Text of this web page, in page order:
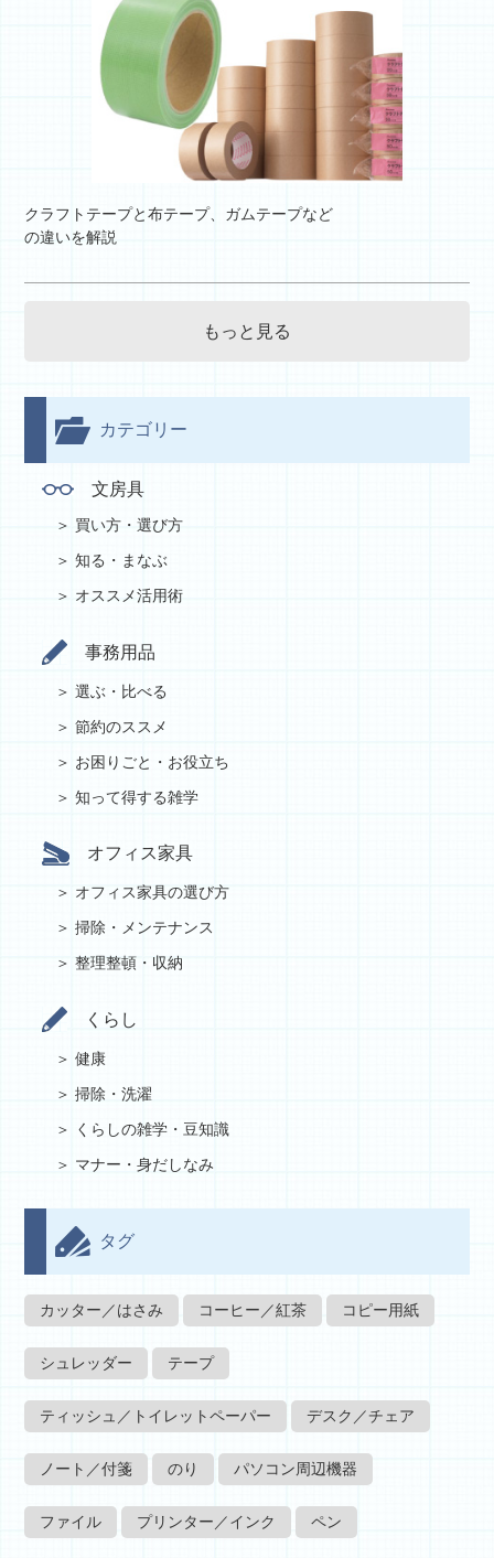
クラフトテープと布テープ、ガムテープなど
の違いを解説
もっと見る
カテゴリー
文房具
買い方・選び方
知る・まなぶ
オススメ活用術
事務用品
選ぶ・比べる
節約のススメ
お困りごと・お役立ち
知って得する雑学
オフィス家具
オフィス家具の選び方
掃除・メンテナンス
整理整頓・収納
くらし
健康
掃除・洗濯
くらしの雑学・豆知識
マナー・身だしなみ
タグ
カッター／はさみ コーヒー／紅茶 コピー用紙
シュレッダー テープ
ティッシュ／トイレットペーパー デスク／チェア
ノート／付箋 のり パソコン周辺機器
ファイル プリンター／インク ペン